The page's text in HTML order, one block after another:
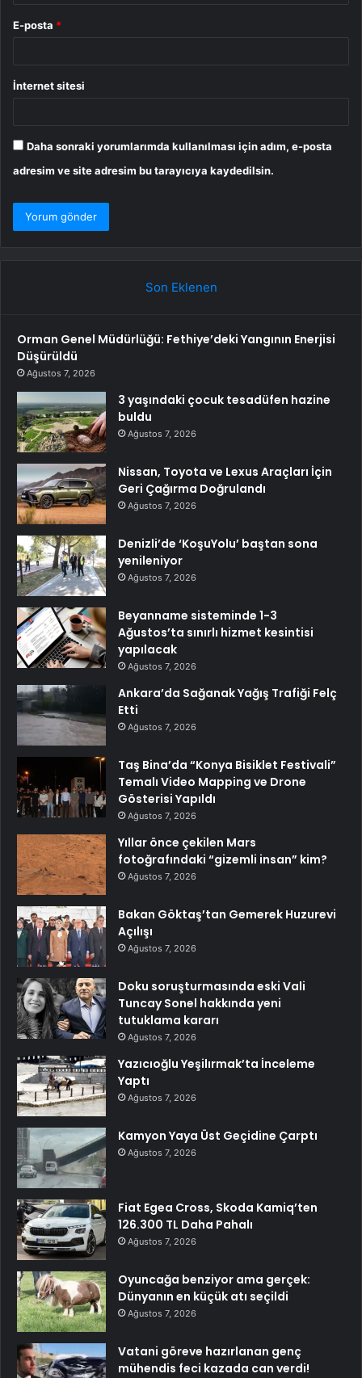
E-posta *
İnternet sitesi
Daha sonraki yorumlarımda kullanılması için adım, e-posta
adresim ve site adresim bu tarayıcıya kaydedilsin.
Son Eklenen
Orman Genel Müdürlüğü: Fethiye’deki Yangının Enerjisi
Düşürüldü
Ağustos 7, 2026
3 yaşındaki çocuk tesadüfen hazine
buldu
Ağustos 7, 2026
Nissan, Toyota ve Lexus Araçları İçin
Geri Çağırma Doğrulandı
Ağustos 7, 2026
Denizli’de ‘KoşuYolu’ baştan sona
yenileniyor
Ağustos 7, 2026
Beyanname sisteminde 1-3
Ağustos’ta sınırlı hizmet kesintisi
yapılacak
Ağustos 7, 2026
Ankara’da Sağanak Yağış Trafiği Felç
Etti
Ağustos 7, 2026
Taş Bina’da “Konya Bisiklet Festivali”
Temalı Video Mapping ve Drone
Gösterisi Yapıldı
Ağustos 7, 2026
Yıllar önce çekilen Mars
fotoğrafındaki “gizemli insan” kim?
Ağustos 7, 2026
Bakan Göktaş’tan Gemerek Huzurevi
Açılışı
Ağustos 7, 2026
Doku soruşturmasında eski Vali
Tuncay Sonel hakkında yeni
tutuklama kararı
Ağustos 7, 2026
Yazıcıoğlu Yeşilırmak’ta İnceleme
Yaptı
Ağustos 7, 2026
Kamyon Yaya Üst Geçidine Çarptı
Ağustos 7, 2026
Fiat Egea Cross, Skoda Kamiq’ten
126.300 TL Daha Pahalı
Ağustos 7, 2026
Oyuncağa benziyor ama gerçek:
Dünyanın en küçük atı seçildi
Ağustos 7, 2026
Vatani göreve hazırlanan genç
mühendis feci kazada can verdi!